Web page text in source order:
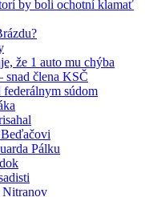
by boli ochotní klamať
že 1 auto mu chýba
snad člena KSČ
súdom
Pálku